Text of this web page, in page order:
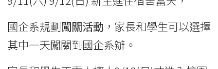
國企系規劃闖關活動 ，家長和學生可以選擇
其中一天闖關到國企系辦。